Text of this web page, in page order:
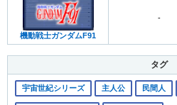
機動戦士ガンダムF91
-
タグ
宇宙世紀シリーズ 主人公 民間人